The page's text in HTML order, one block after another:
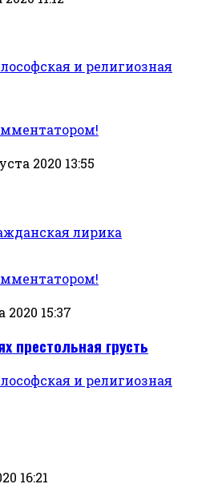
и религиозная
2020 13:55
лирика
15:37
престольная грусть
и религиозная
16:21